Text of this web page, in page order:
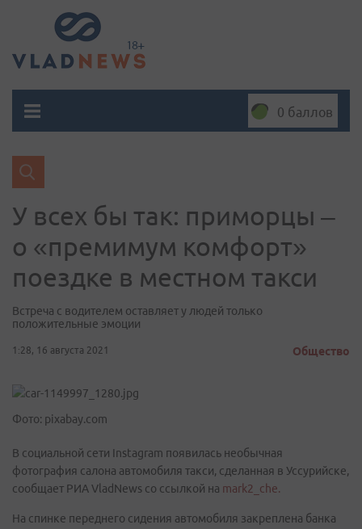
0 баллов
У всех бы так: приморцы –
о «премимум комфорт»
поездке в местном такси
Встреча с водителем оставляет у людей только
положительные эмоции
1:28, 16 августа 2021 Общество
Фото: pixabay.com
В социальной сети Instagram появилась необычная
фотография салона автомобиля такси, сделанная в Уссурийске,
сообщает РИА VladNews со ссылкой на mark2_che.
На спинке переднего сидения автомобиля закреплена банка